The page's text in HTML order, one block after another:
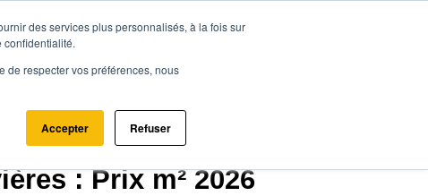
des services plus personnalisés, à la fois sur
confidentialité.
de respecter vos préférences, nous
Accepter Refuser
Rivières (28220)
: Prix m² 2026